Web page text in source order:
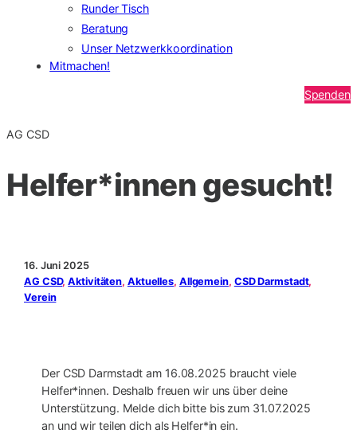
Runder Tisch
Beratung
Unser Netzwerkkoordination
Mitmachen!
Spenden
AG CSD
Helfer*innen gesucht!
16. Juni 2025
AG CSD, Aktivitäten, Aktuelles, Allgemein, CSD Darmstadt
Verein
Der CSD Darmstadt am 16.08.2025 braucht viele
Helfer*innen. Deshalb freuen wir uns über deine
Unterstützung. Melde dich bitte bis zum 31.07.2025
an und wir teilen dich als Helfer*in ein.